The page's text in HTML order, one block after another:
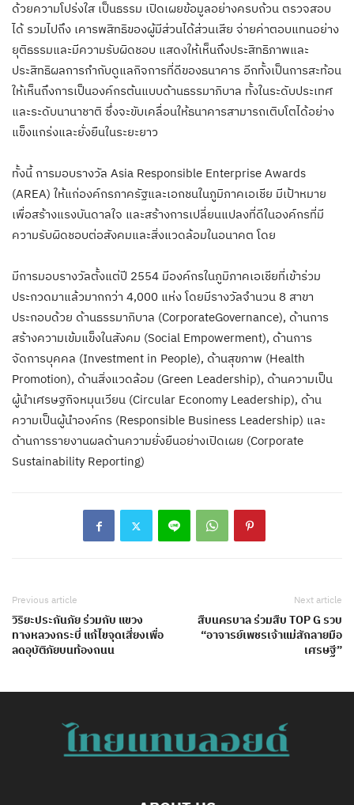
ด้วยความโปร่งใส เป็นธรรม เปิดเผยข้อมูลอย่างครบถ้วน ตรวจสอบ
ได้ รวมไปถึง เคารพสิทธิของผู้มีส่วนได้ส่วนเสีย จ่ายค่าตอบแทนอย่าง
ยุติธรรมและมีความรับผิดชอบ แสดงให้เห็นถึงประสิทธิภาพและ
ประสิทธิผลการกำกับดูแลกิจการที่ดีของธนาคาร อีกทั้งเป็นการสะท้อน
ให้เห็นถึงการเป็นองค์กรต้นแบบด้านธรรมาภิบาล ทั้งในระดับประเทศ
และระดับนานาชาติ ซึ่งจะขับเคลื่อนให้ธนาคารสามารถเติบโตได้อย่าง
แข็งแกร่งและยั่งยืนในระยะยาว
ทั้งนี้ การมอบรางวัล Asia Responsible Enterprise Awards
(AREA) ให้แก่องค์กรภาครัฐและเอกชนในภูมิภาคเอเชีย มีเป้าหมาย
เพื่อสร้างแรงบันดาลใจ และสร้างการเปลี่ยนแปลงที่ดีในองค์กรที่มี
ความรับผิดชอบต่อสังคมและสิ่งแวดล้อมในอนาคต โดย
มีการมอบรางวัลตั้งแต่ปี 2554 มีองค์กรในภูมิภาคเอเชียที่เข้าร่วม
ประกวดมาแล้วมากกว่า 4,000 แห่ง โดยมีรางวัลจำนวน 8 สาขา
ประกอบด้วย ด้านธรรมาภิบาล (CorporateGovernance), ด้านการ
สร้างความเข้มแข็งในสังคม (Social Empowerment), ด้านการ
จัดการบุคคล (Investment in People), ด้านสุขภาพ (Health
Promotion), ด้านสิ่งแวดล้อม (Green Leadership), ด้านความเป็น
ผู้นำเศรษฐกิจหมุนเวียน (Circular Economy Leadership), ด้าน
ความเป็นผู้นำองค์กร (Responsible Business Leadership) และ
ด้านการรายงานผลด้านความยั่งยืนอย่างเปิดเผย (Corporate
Sustainability Reporting)
Previous article
วิริยะประกันภัย ร่วมกับ แขวง
ทางหลวงกระบี่ แก้ไขจุดเสี่ยงเพื่อ
ลดอุบัติภัยบนท้องถนน
Next article
สืบนครบาล ร่วมสืบ TOP G รวบ
“อาจารย์เพชรเจ้าแม่สักลายมือ
เศรษฐี”